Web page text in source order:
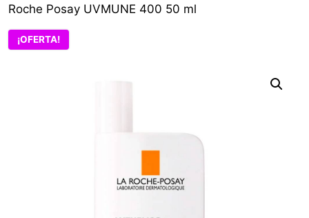
Roche Posay UVMUNE 400 50 ml
¡OFERTA!